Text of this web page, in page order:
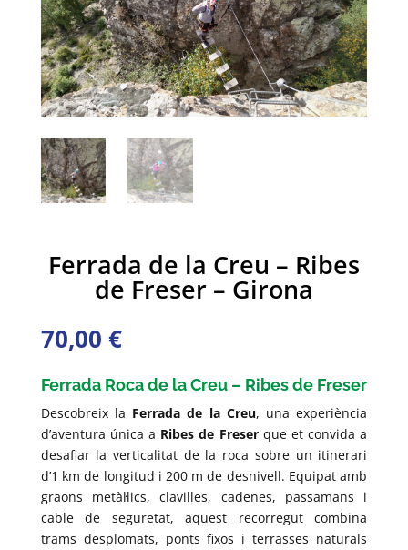
Ferrada de la Creu – Ribes
de Freser – Girona
70,00 €
Ferrada Roca de la Creu – Ribes de Freser
Descobreix la Ferrada de la Creu, una experiència
d’aventura única a Ribes de Freserque et convida a
desafiar la verticalitat de la roca sobre un itinerari
d’1 km de longitud i 200 m de desnivell. Equipat amb
graons metàl·lics, clavilles, cadenes, passamans i
cable de seguretat, aquest recorregut combina
trams desplomats, ponts fixos i terrasses naturals